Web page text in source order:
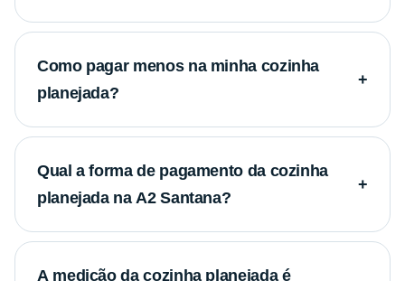
Acozinha planejadapossui um valor agregado
maior por ser sob medida, mas o custo-benefício
emmóveis planejados para cozinha
Como pagar menos na minha cozinha
planejada?
+
Escolher puxadores padrão e acabamentos foscos
pode reduzir o preço da suacozinha planejada
dosmóveis planejados para cozinha
sem perder
Qual a forma de pagamento da cozinha
planejada na A2 Santana?
+
Oferecemos condições especiais onde você paga
suacozinha planejadae seusmóveis planejados
A medição da cozinha planejada é